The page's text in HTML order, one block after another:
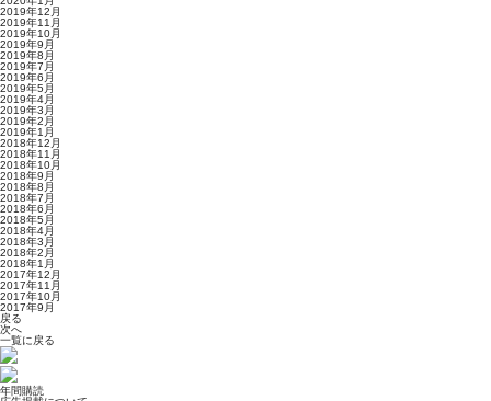
2019年12月
2019年11月
2019年10月
2019年9月
2019年8月
2019年7月
2019年6月
2019年5月
2019年4月
2019年3月
2019年2月
2019年1月
2018年12月
2018年11月
2018年10月
2018年9月
2018年8月
2018年7月
2018年6月
2018年5月
2018年4月
2018年3月
2018年2月
2018年1月
2017年12月
2017年11月
2017年10月
2017年9月
戻る
次へ
一覧に戻る
年間購読